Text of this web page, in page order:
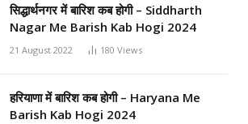
सिद्धार्थनगर में बारिश कब होगी – Siddharth
Nagar Me Barish Kab Hogi 2024
21 August 2022 180 Views
हरियाणा में बारिश कब होगी – Haryana Me
Barish Kab Hogi 2024